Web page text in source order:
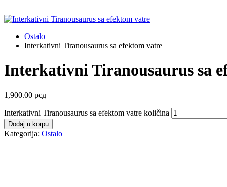
Ostalo
Interkativni Tiranousaurus sa efektom vatre
Interkativni Tiranousaurus sa
1,900.00 рсд
Interkativni Tiranousaurus sa efektom vatre količina
Dodaj u korpu
Kategorija: Ostalo